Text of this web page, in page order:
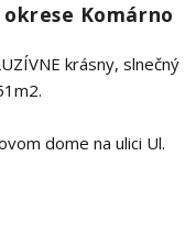
Komárno
krásny, slnečný
dome na ulici Ul.